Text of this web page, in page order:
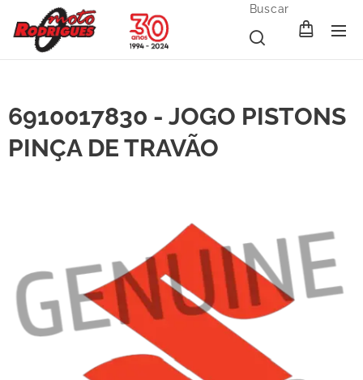
Buscar
6910017830 - JOGO PISTONS
PINÇA DE TRAVÃO